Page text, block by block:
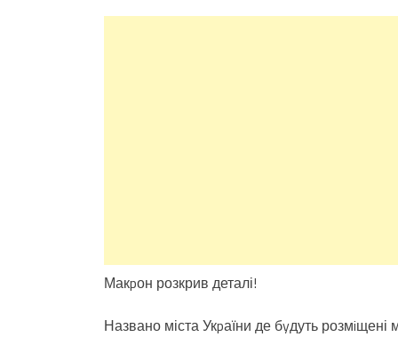
Макpон розкрив деталі!
Названо міста Укpаїни де бyдуть розмiщені